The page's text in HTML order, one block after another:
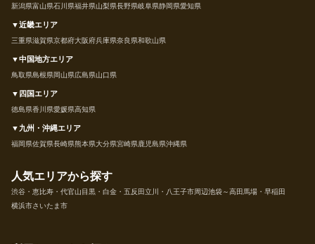
新潟県富山県石川県福井県山梨県長野県岐阜県静岡県愛知県
▼近畿エリア
三重県滋賀県京都府大阪府兵庫県奈良県和歌山県
▼中国地方エリア
鳥取県島根県岡山県広島県山口県
▼四国エリア
徳島県香川県愛媛県高知県
▼九州・沖縄エリア
福岡県佐賀県長崎県熊本県大分県宮崎県鹿児島県沖縄県
人気エリアから探す
渋谷・恵比寿・代官山目黒・白金・五反田立川・八王子市周辺池袋～高田馬場・早稲田
横浜市さいたま市